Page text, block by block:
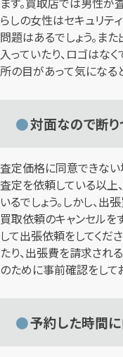
らしの女性はセキュリテ
問題はあるでしょう。ま
入っていたり、ロゴはな
所の目があって気になる
対面なので断り
査定価格に同意できない
査定を依頼している以上
いるでしょう。しかし、
買取依頼のキャンセルを
して出張依頼をしてくだ
たり、出張費を請求され
のために事前確認をして
予約した時間